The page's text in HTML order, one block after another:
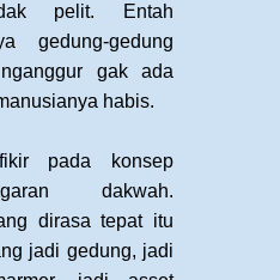
pelit. Entah
gedung-gedung
gak ada
habis.
pada konsep
dakwah.
dirasa tepat itu
jadi gedung, jadi